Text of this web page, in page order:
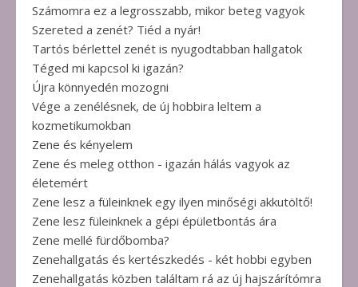
Számomra ez a legrosszabb, mikor beteg vagyok
Szereted a zenét? Tiéd a nyár!
Tartós bérlettel zenét is nyugodtabban hallgatok
Téged mi kapcsol ki igazán?
Újra könnyedén mozogni
Vége a zenélésnek, de új hobbira leltem a
kozmetikumokban
Zene és kényelem
Zene és meleg otthon - igazán hálás vagyok az
életemért
Zene lesz a füleinknek egy ilyen minőségi akkutöltő!
Zene lesz füleinknek a gépi épületbontás ára
Zene mellé fürdőbomba?
Zenehallgatás és kertészkedés - két hobbi egyben
Zenehallgatás közben találtam rá az új hajszárítómra